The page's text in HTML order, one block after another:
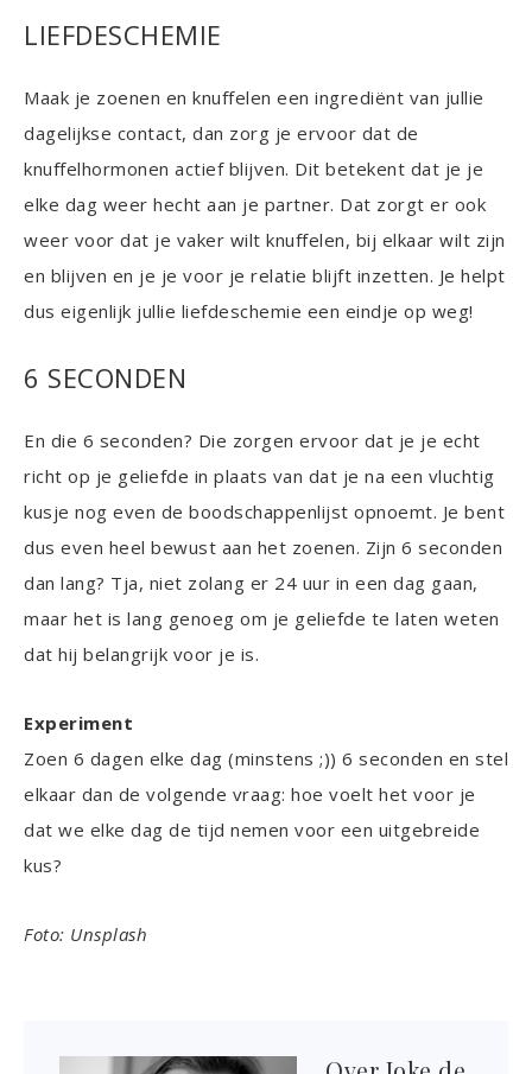
LIEFDESCHEMIE
Maak je zoenen en knuffelen een ingrediënt van jullie
dagelijkse contact, dan zorg je ervoor dat de
knuffelhormonen actief blijven. Dit betekent dat je je
elke dag weer hecht aan je partner. Dat zorgt er ook
weer voor dat je vaker wilt knuffelen, bij elkaar wilt zijn
en blijven en je je voor je relatie blijft inzetten. Je helpt
dus eigenlijk jullie liefdeschemie een eindje op weg!
6 SECONDEN
En die 6 seconden? Die zorgen ervoor dat je je echt
richt op je geliefde in plaats van dat je na een vluchtig
kusje nog even de boodschappenlijst opnoemt. Je bent
dus even heel bewust aan het zoenen. Zijn 6 seconden
dan lang? Tja, niet zolang er 24 uur in een dag gaan,
maar het is lang genoeg om je geliefde te laten weten
dat hij belangrijk voor je is.
Experiment
Zoen 6 dagen elke dag (minstens ;)) 6 seconden en stel
elkaar dan de volgende vraag: hoe voelt het voor je
dat we elke dag de tijd nemen voor een uitgebreide
kus?
Foto: Unsplash